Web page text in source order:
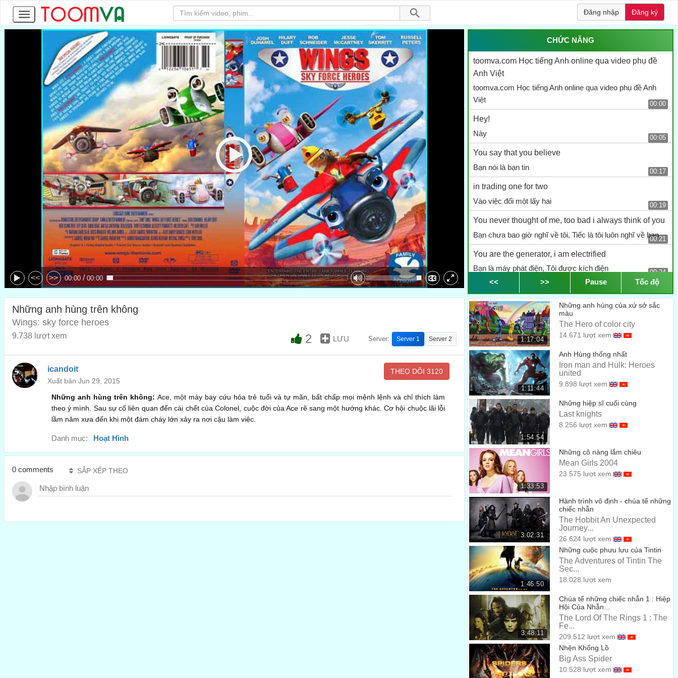
Đăng nhập Đăng ký
<< >> 00:00 / 00:00
CHỨC NĂNG
toomva.com Học tiếng Anh online qua video phụ đề
Anh Việt
toomva.com Học tiếng Anh online qua video phụ đề Anh
Việt
00:00
Hey!
Này
00:05
You say that you believe
Bạn nói là bạn tin
00:17
in trading one for two
Vào việc đổi một lấy hai
00:19
You never thought of me, too bad i always think of you
Bạn chưa bao giờ nghĩ về tôi, Tiếc là tôi luôn nghĩ về bạn
00:21
You are the generator, i am electrified
Bạn là máy phát điện, Tôi được kích điện
00:24
Một chút nữa gặp tôi, Tôi sẽ thấy tốt hơn
00:28
I know what you need
Tôi biết bạn cần gì
know what you need
Bạn cần gì
You need for me to tell you that
Bạn cần gì cho tôi để nói với bạn rằng
I got what you need
Tôi có thứ bạn cần
got what you need, but I could never tell you that
Có thứ bạn cần nhưng Nhưng không bao giờ có thể nói với
bạn
I know what you need
Tôi biết bạn cần gì
00:47
know what you need
Biết bạn cần gì
00:50
You need for me to tell you that...
Bạn cần mình để nói bạn biết..
Sky force emergency hotline. what seems to be the
problem?
Đường dây nóng của lực lượng bảo vệ trên không. Có vấn
đề gì không?
Yeah, I'm here at the engine factory
Vâng, tôi đang ở nhà máy động cơ
<< >> Pause Tốc độ
Những anh hùng trên không
Wings: sky force heroes
9.738 lượt xem 2 LƯU Server: Server 1 Server 2
icandoit
Xuất bản Jun 29, 2015
THEO DÕI 3120
Những anh hùng trên không:Ace, một máy bay cứu hỏa trẻ tuổi và tự mãn, bất chấp mọi mệnh lệnh và chỉ thích làm
theo ý mình. Sau sự cố liên quan đến cái chết của Colonel, cuộc đời của Ace rẽ sang một hướng khác. Cơ hội chuộc lãi lỗi
lầm năm xưa đến khi một đám cháy lớn xảy ra nơi cậu làm việc.
Danh mục: Hoạt Hình
1:17:04
Những anh hùng của xứ sở sắc
màu
The Hero of color city
14.671 lượt xem
1:11:44
Anh Hùng thống nhất
Iron man and Hulk: Heroes
united
9.898 lượt xem
1:54:54
Những hiệp sĩ cuối cùng
Last knights
8.256 lượt xem
1:33:53
Những cô nàng lắm chiêu
Mean Girls 2004
23.575 lượt xem
3:02:31
Hành trình vô định - chúa tể những
chiếc nhẫn
The Hobbit An Unexpected
Journey...
26.624 lượt xem
1:46:50
Những cuộc phưu lưu của Tintin
The Adventures of Tintin The
Sec...
18.028 lượt xem
3:48:11
Chúa tể những chiếc nhẫn 1 : Hiệp
Hội Của Nhẫn...
The Lord Of The Rings 1 : The
Fe...
209.512 lượt xem
Nhện Khổng Lồ
Big Ass Spider
10.528 lượt xem
0 comments SẮP XẾP THEO